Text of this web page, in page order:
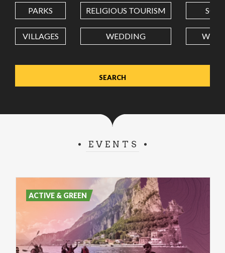
LONGITUDE
Value in decimal degrees. Use dot (.) as decimal separator.
PARKS RELIGIOUS TOURISM
VILLAGES WEDDING
EVENTS
ACTIVE & GREEN